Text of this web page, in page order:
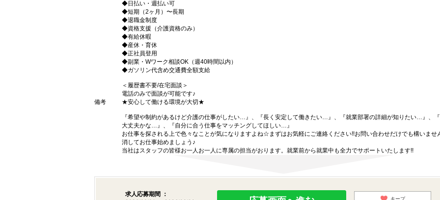
◆日払い・週払い可
◆短期（2ヶ月）〜長期
◆退職金制度
◆資格支援（介護資格のみ）
◆有給休暇
◆産休・育休
◆正社員登用
◆副業・Wワーク相談OK（週40時間以内）
◆ガソリン代含め交通費全額支給
＜履歴書不要/在宅面談＞
電話のみで面談が可能です♪
備考
★安心して働ける環境が大切★
『希望や制約があるけど介護の仕事がしたい…』、『長く安定して働きたい…』、『就業部署の詳細が知りたい…』、
大丈夫かな…』、『自分に合う仕事をマッチングしてほしい…』
お仕事を探される上で色々なことが気になりますよね☆まずはお気軽にご連絡ください!!お問い合わせだけでも構いませ
消してお仕事始めましょう♪
当社はスタッフの皆様お一人お一人に専属の担当がおります。就業前から就業中も全力でサポートいたします!!
求人応募期間 ：
キープ